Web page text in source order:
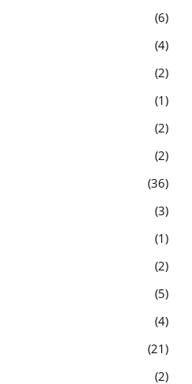
6
4
2
1
2
2
36
3
1
2
5
4
21
2